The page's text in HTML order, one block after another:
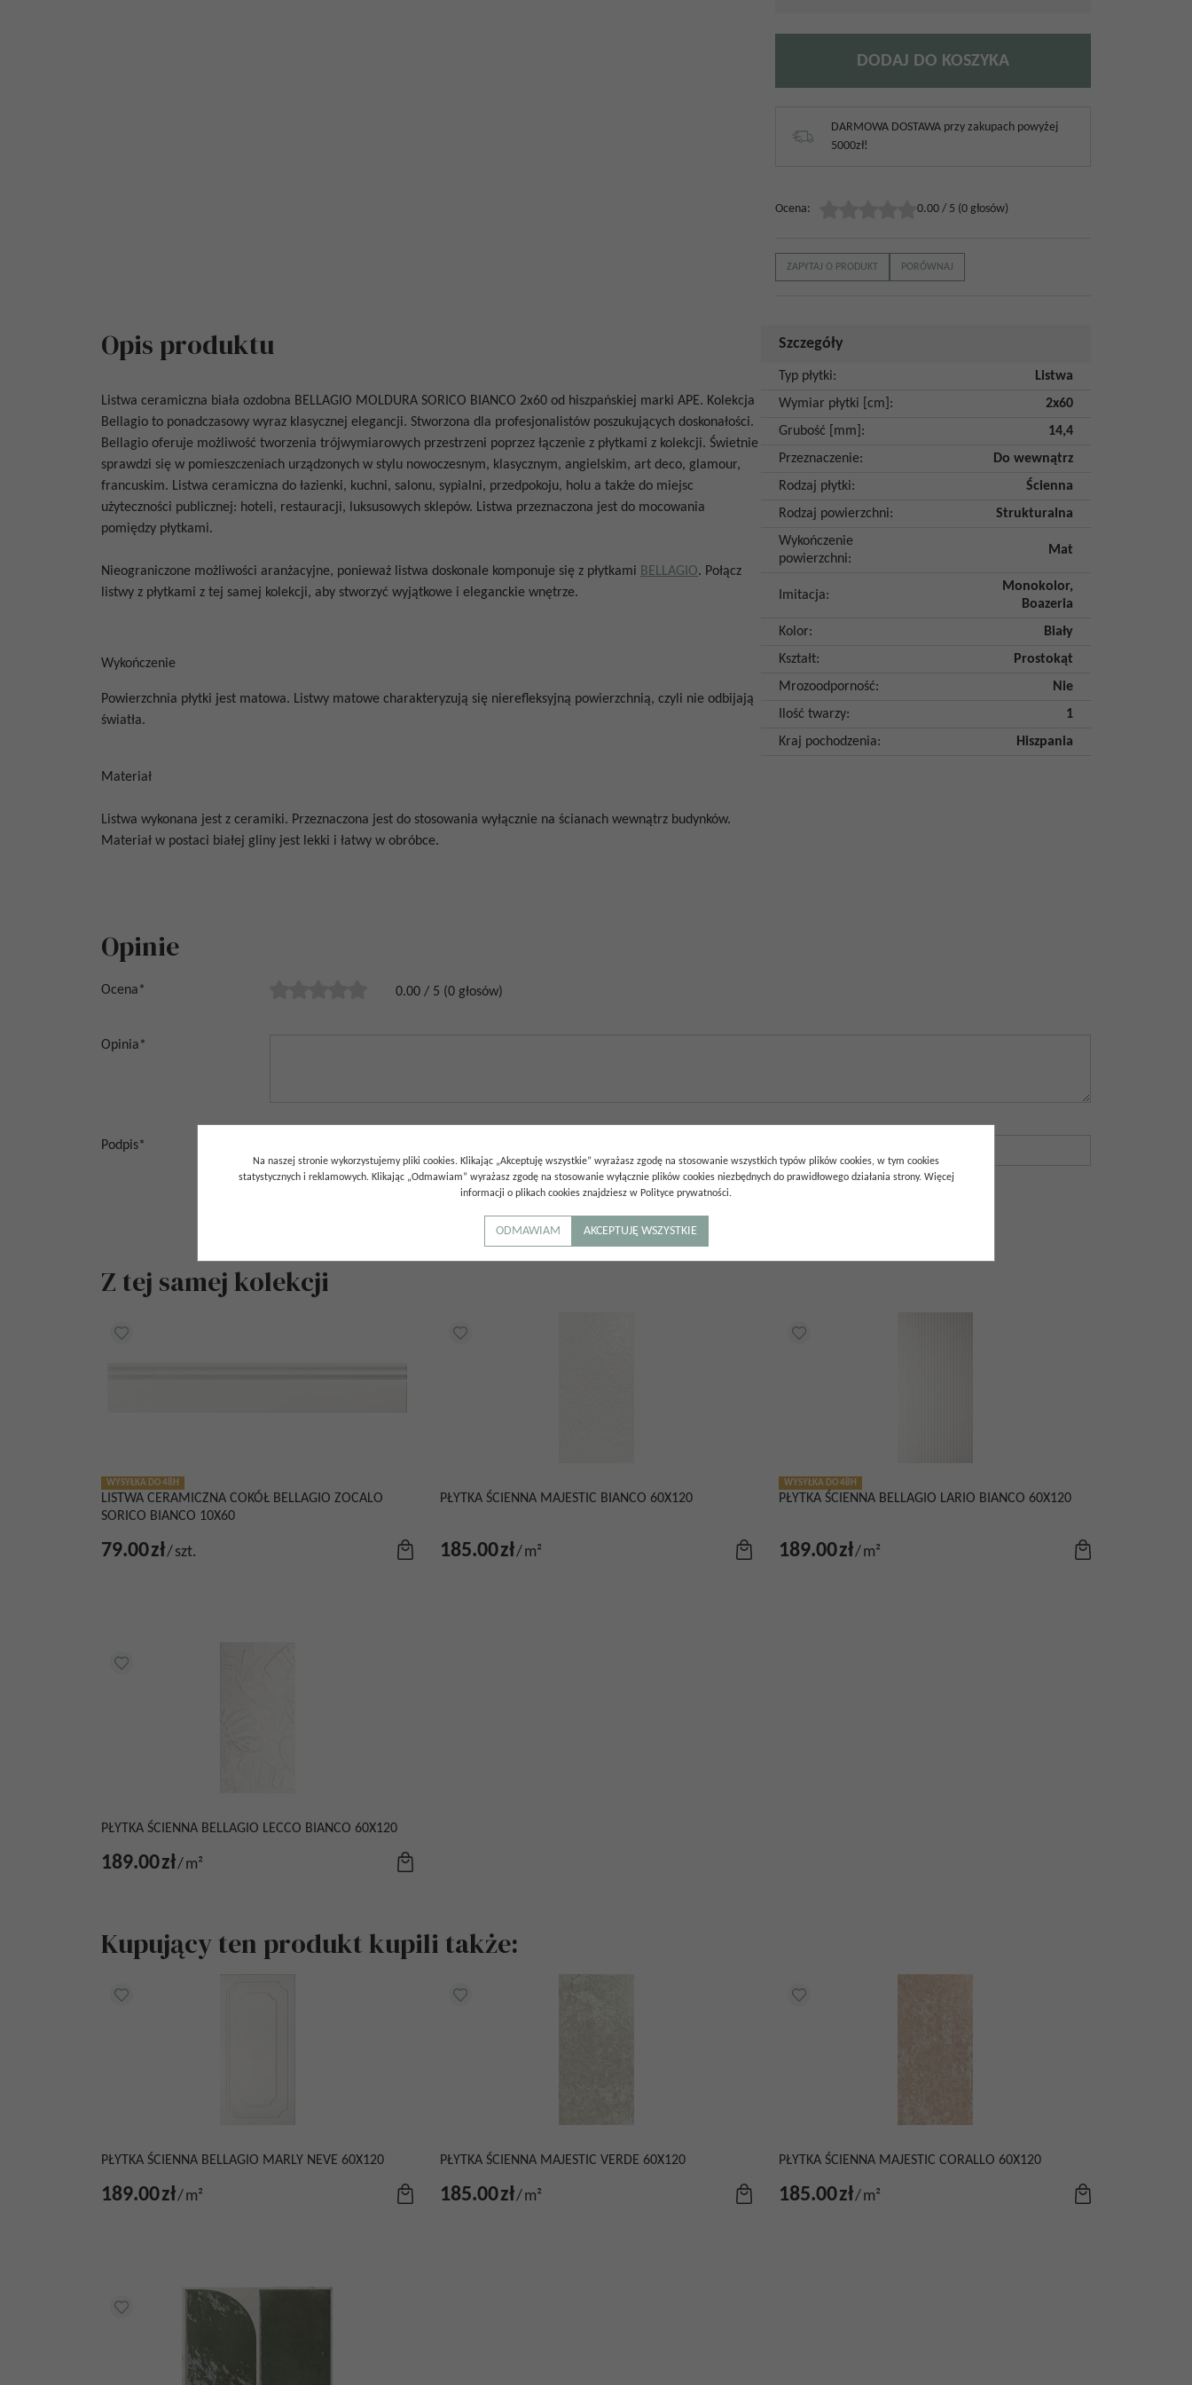
DODAJ DO KOSZYKA
DARMOWA DOSTAWA przy zakupach powyżej
5000zł!
Ocena: 0.00 / 5 (0 głosów)
ZAPYTAJ O PRODUKT PORÓWNAJ
Opis produktu
Listwa ceramiczna biała ozdobna BELLAGIO MOLDURA SORICO BIANCO 2x60 od hiszpańskiej marki APE. Kolekcja
Bellagio to ponadczasowy wyraz klasycznej elegancji. Stworzona dla profesjonalistów poszukujących doskonałości.
Bellagio oferuje możliwość tworzenia trójwymiarowych przestrzeni poprzez łączenie z płytkami z kolekcji. Świetnie
sprawdzi się w pomieszczeniach urządzonych w stylu nowoczesnym, klasycznym, angielskim, art deco, glamour,
francuskim. Listwa ceramiczna do łazienki, kuchni, salonu, sypialni, przedpokoju, holu a także do miejsc
użyteczności publicznej: hoteli, restauracji, luksusowych sklepów. Listwa przeznaczona jest do mocowania
pomiędzy płytkami.
Nieograniczone możliwości aranżacyjne, ponieważ listwa doskonale komponuje się z płytkami BELLAGIO. Połącz
listwy z płytkami z tej samej kolekcji, aby stworzyć wyjątkowe i eleganckie wnętrze.
Wykończenie
Powierzchnia płytki jest matowa. Listwy matowe charakteryzują się nierefleksyjną powierzchnią, czyli nie odbijają
światła.
Materiał
Listwa wykonana jest z ceramiki. Przeznaczona jest do stosowania wyłącznie na ścianach wewnątrz budynków.
Materiał w postaci białej gliny jest lekki i łatwy w obróbce.
Szczegóły
Typ płytki:
Listwa
Wymiar płytki [cm] :
2x60
Grubość [mm] :
14,4
Przeznaczenie:
Do wewnątrz
Rodzaj płytki:
Ścienna
Rodzaj powierzchni:
Strukturalna
Wykończenie
powierzchni:
Mat
Imitacja:
Monokolor,
Boazeria
Kolor:
Biały
Kształt:
Prostokąt
Mrozoodporność:
Nie
Ilość twarzy:
1
Kraj pochodzenia: Hiszpania
Opinie
Ocena* 0.00 / 5 (0 głosów)
Opinia*
Podpis*
Zapoznałem się z regulaminem sklepu internetowego oraz polityką prywatności i je akceptuję.
Z tej samej kolekcji
WYSYŁKA DO 48H
LISTWA CERAMICZNA COKÓŁ BELLAGIO ZOCALO
SORICO BIANCO 10X60
79.00zł/szt.
PŁYTKA ŚCIENNA MAJESTIC BIANCO 60X120
185.00zł/m²
WYSYŁKA DO 48H
PŁYTKA ŚCIENNA BELLAGIO LARIO BIANCO 60X120
189.00zł/m²
PŁYTKA ŚCIENNA BELLAGIO LECCO BIANCO 60X120
189.00zł/m²
Kupujący ten produkt kupili także:
PŁYTKA ŚCIENNA BELLAGIO MARLY NEVE 60X120
189.00zł/m²
PŁYTKA ŚCIENNA MAJESTIC VERDE 60X120
185.00zł/m²
PŁYTKA ŚCIENNA MAJESTIC CORALLO 60X120
185.00zł/m²
Na naszej stronie wykorzystujemy pliki cookies. Klikając „Akceptuję wszystkie” wyrażasz zgodę na stosowanie wszystkich typów plików cookies, w tym cookies
statystycznych i reklamowych. Klikając „Odmawiam” wyrażasz zgodę na stosowanie wyłącznie plików cookies niezbędnych do prawidłowego działania strony. Więcej
informacji o plikach cookies znajdziesz w Polityce prywatności.
ODMAWIAM AKCEPTUJĘ WSZYSTKIE